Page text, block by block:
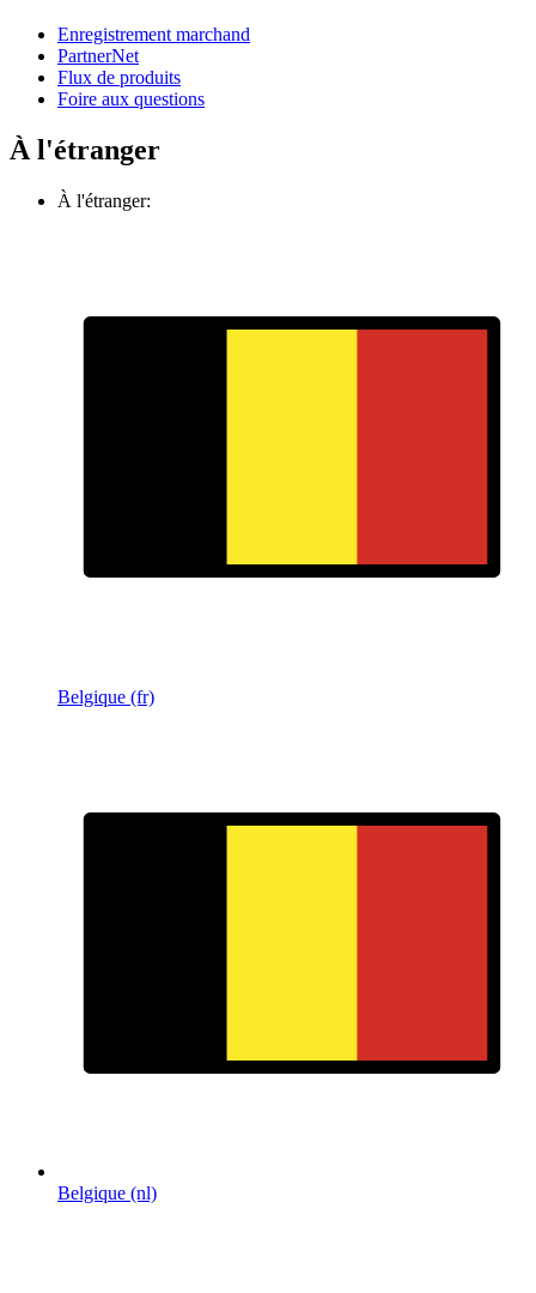
Enregistrement marchand
PartnerNet
Flux de produits
Foire aux questions
À l'étranger
À l'étranger:
Belgique (fr)
Belgique (nl)